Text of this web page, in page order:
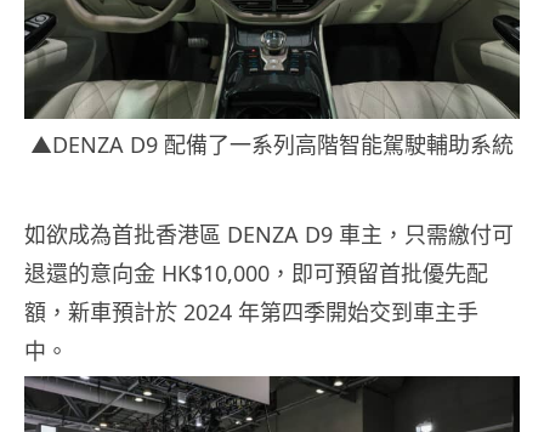
▲DENZA D9 配備了一系列高階智能駕駛輔助系統
如欲成為首批香港區 DENZA D9 車主，只需繳付可
退還的意向金 HK$10,000，即可預留首批優先配
額，新車預計於 2024 年第四季開始交到車主手
中。